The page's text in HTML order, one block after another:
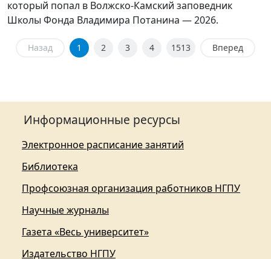
который попал в Волжско-Камский заповедник
Школы Фонда Владимира Потанина — 2026.
Назад 1 2 3 4 1513 Вперед
Информационные ресурсы
Электронное расписание занятий
Библиотека
Профсоюзная организация работников НГПУ
Научные журналы
Газета «Весь университет»
Издательство НГПУ